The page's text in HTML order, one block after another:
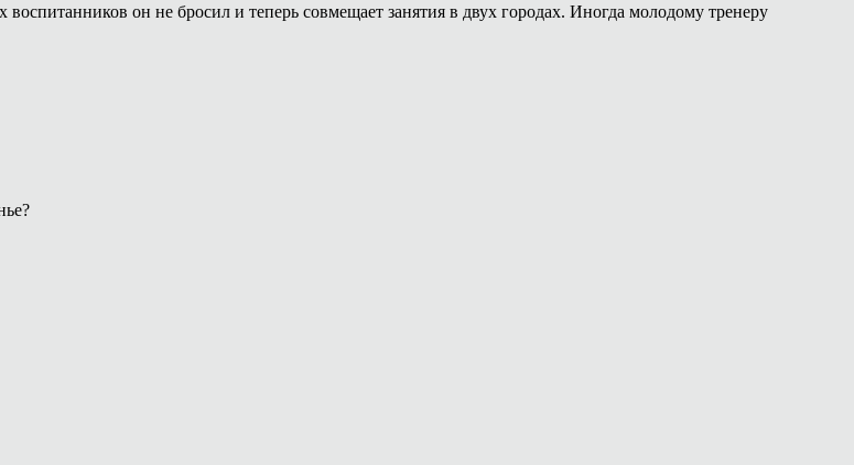
он не бросил и теперь совмещает занятия в двух городах. Иногда молодому тренеру